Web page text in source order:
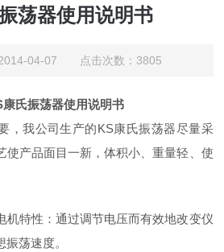
荡器使用说明书
2014-04-07 点击次数：3805
康氏振荡器使用说明书
，我公司生产的KS康氏振荡器尽量采
使产品面目一新，体积小、重量轻、使
机特性：通过调节电压而有效地改变仪
荡速度。